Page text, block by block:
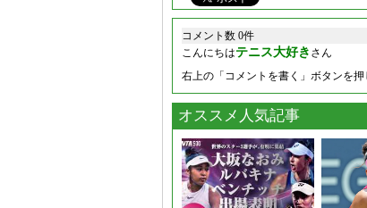
コメント数 0件
こんにちはテニス大好き さん
右上の「コメントを書く」ボタンを
オススメ人気記事